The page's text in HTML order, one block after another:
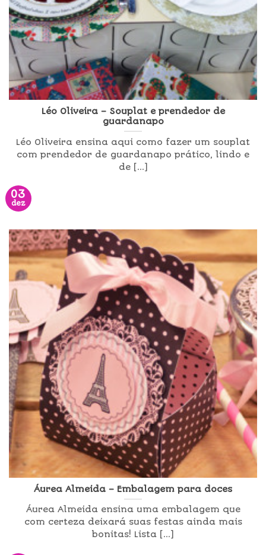
Léo Oliveira – Souplat e prendedor de
guardanapo
Léo Oliveira ensina aqui como fazer um souplat
com prendedor de guardanapo prático, lindo e
de [...]
03
dez
Áurea Almeida – Embalagem para doces
Áurea Almeida ensina uma embalagem que
com certeza deixará suas festas ainda mais
bonitas! Lista [...]